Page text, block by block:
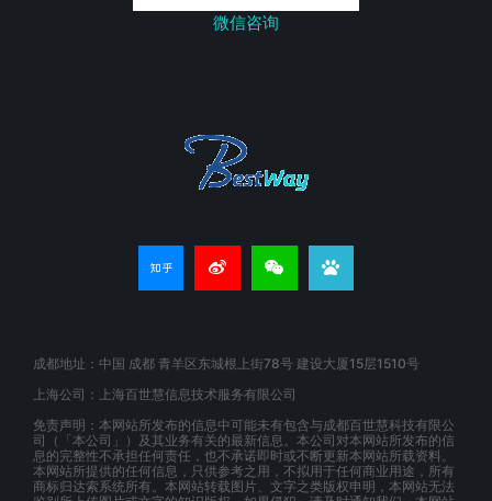
微信咨询
成都地址：中国 成都 青羊区东城根上街78号 建设大厦15层1510号
上海公司：上海百世慧信息技术服务有限公司
免责声明：本网站所发布的信息中可能未有包含与成都百世慧科技有限公
司（「本公司」）及其业务有关的最新信息。本公司对本网站所发布的信
息的完整性不承担任何责任，也不承诺即时或不断更新本网站所载资料。
本网站所提供的任何信息，只供参考之用，不拟用于任何商业用途，所有
商标归达索系统所有。本网站转载图片、文字之类版权申明，本网站无法